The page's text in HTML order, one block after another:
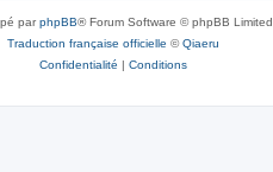
parphpBB® Forum Software © phpBB Limited
Traduction française officielle ©Qiaeru
Confidentialité | Conditions